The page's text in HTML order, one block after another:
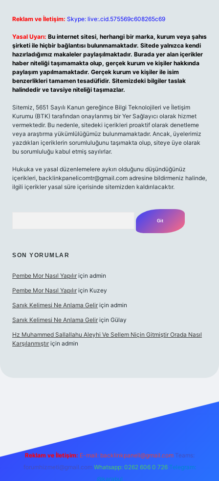
Reklam ve İletişim: Skype: live:.cid.575569c608265c69
Yasal Uyarı: Bu internet sitesi, herhangi bir marka, kurum veya şahıs
şirketi ile hiçbir bağlantısı bulunmamaktadır. Sitede yalnızca kendi
hazırladığımız makaleler paylaşılmaktadır. Burada yer alan içerikler
haber niteliği taşımamakta olup, gerçek kurum ve kişiler hakkında
paylaşım yapılmamaktadır. Gerçek kurum ve kişiler ile isim
benzerlikleri tamamen tesadüfidir. Sitemizdeki bilgiler taslak
halindedir ve tavsiye niteliği taşımazlar.
Sitemiz, 5651 Sayılı Kanun gereğince Bilgi Teknolojileri ve İletişim
Kurumu (BTK) tarafından onaylanmış bir Yer Sağlayıcı olarak hizmet
vermektedir. Bu nedenle, sitedeki içerikleri proaktif olarak denetleme
veya araştırma yükümlülüğümüz bulunmamaktadır. Ancak, üyelerimiz
yazdıkları içeriklerin sorumluluğunu taşımakta olup, siteye üye olarak
bu sorumluluğu kabul etmiş sayılırlar.
Hukuka ve yasal düzenlemelere aykırı olduğunu düşündüğünüz
içerikleri, backlinkpanelicomtr@gmail.com adresine bildirmeniz halinde,
ilgili içerikler yasal süre içerisinde sitemizden kaldırılacaktır.
SON YORUMLAR
Pembe Mor Nasıl Yapılır için admin
Pembe Mor Nasıl Yapılır için Kuzey
Sanık Kelimesi Ne Anlama Gelir için admin
Sanık Kelimesi Ne Anlama Gelir için Gülay
Hz Muhammed Sallallahu Aleyhi Ve Sellem Niçin Gitmiştir Orada Nasıl
Karşılanmıştır için admin
Reklam ve İletişim: E-mail: backlinkpaneli@gmail.com Teams:
forumhizmeti@gmail.com Whatsapp: 0262 606 0 726 Telegram:
@karabul